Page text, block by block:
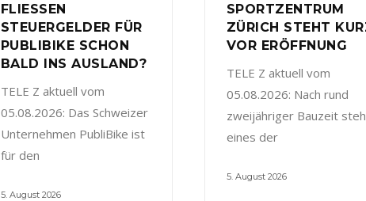
FLIESSEN
STEUERGELDER FÜR
PUBLIBIKE SCHON
BALD INS AUSLAND?
TELE Z aktuell vom
05.08.2026: Das Schweizer
Unternehmen PubliBike ist
für den
5. August 2026
SPORTZENTRUM
ZÜRICH STEHT
VOR ERÖFFNUNG
TELE Z aktuell vom
05.08.2026: Nach rund
zweijähriger Bauzeit
eines der
5. August 2026